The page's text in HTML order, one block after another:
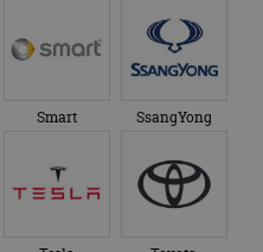
Smart SsangYong